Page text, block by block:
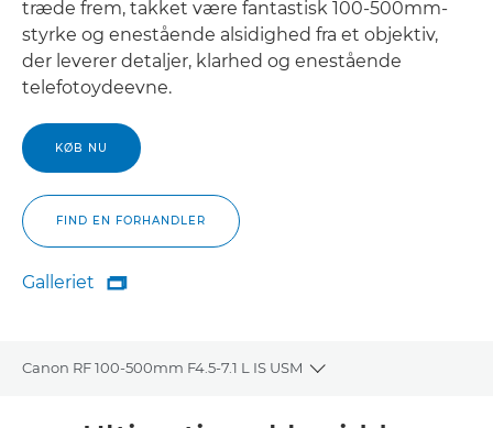
træde frem, takket være fantastisk 100-500mm-
styrke og enestående alsidighed fra et objektiv,
der leverer detaljer, klarhed og enestående
telefotoydeevne.
KØB NU
FIND EN FORHANDLER
Galleriet
Galleriet

Canon RF 100-500mm F4.5-7.1 L IS USM
Toggle breadcrumbs